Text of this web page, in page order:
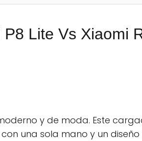
P8 Lite Vs Xiaomi
y de moda. Este
una sola mano y un